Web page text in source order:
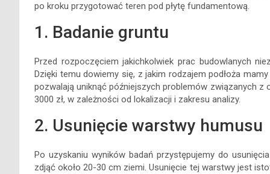
po kroku przygotować teren pod płytę fundamentową.
1. Badanie gruntu
Przed rozpoczęciem jakichkolwiek prac budowlanych
Dzięki temu dowiemy się, z jakim rodzajem podłoża
pozwalają uniknąć późniejszych problemów związanych z
3000 zł, w zależności od lokalizacji i zakresu analizy.
2. Usunięcie warstwy humusu
Po uzyskaniu wyników badań przystępujemy do
zdjąć około 20-30 cm ziemi. Usunięcie tej warstwy jest